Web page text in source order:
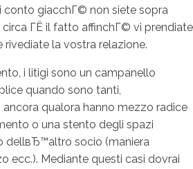
conto giacchГ© non siete sopra
circa ГЁ il fatto affinchГ© vi prendiate
rivediate la vostra relazione.
i litigi sono un campanello
quando sono tanti,
qualora hanno mezzo radice
o una stento degli spazi
dellвЂ™altro socio (maniera
ecc.). Mediante questi casi dovrai